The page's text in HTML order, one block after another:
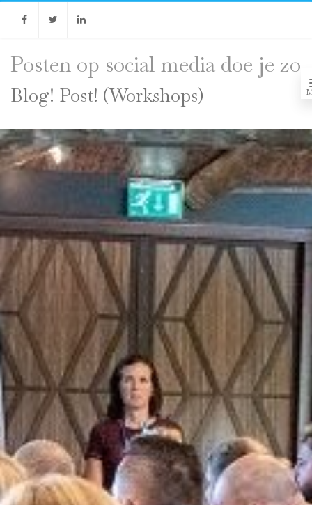
FacebookTwitter
Posten op social media doe je zo
Blog! Post! (Workshops)